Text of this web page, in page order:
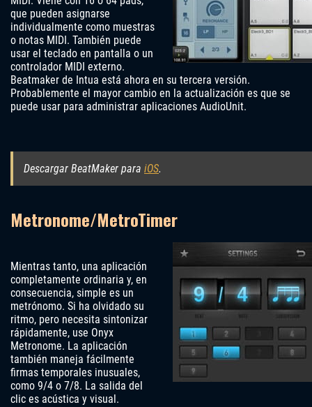
que pueden asignarse
individualmente como muestras
o notas MIDI. También puede
usar el teclado en pantalla o un
controlador MIDI externo.
Beatmaker de Intua está ahora en su tercera versión.
Probablemente el mayor cambio en la actualización es que se
puede usar para administrar aplicaciones AudioUnit.
Descargar BeatMaker para iOS.
Metronome/MetroTimer
Mientras tanto, una aplicación
completamente ordinaria y, en
consecuencia, simple es un
metrónomo. Si ha olvidado su
ritmo, pero necesita sintonizar
rápidamente, use Onyx
Metronome. La aplicación
también maneja fácilmente
firmas temporales inusuales,
como 9/4 o 7/8. La salida del
clic es acústica y visual.